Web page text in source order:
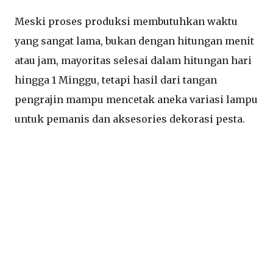
Meski proses produksi membutuhkan waktu
yang sangat lama, bukan dengan hitungan menit
atau jam, mayoritas selesai dalam hitungan hari
hingga 1 Minggu, tetapi hasil dari tangan
pengrajin mampu mencetak aneka variasi lampu
untuk pemanis dan aksesories dekorasi pesta.